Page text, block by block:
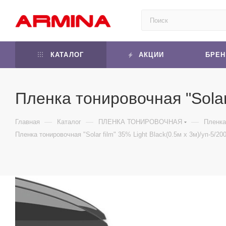
КАТАЛОГ АКЦИИ
Пленка тонировочная
Главная — Каталог — ПЛЕНКА ТОНИРОВОЧНАЯ —
Пленка тонировочная "Solar film" 35% Light Black(0.5м x 3м)/уп-5/200